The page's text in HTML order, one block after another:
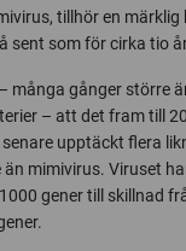
tillhör en märklig
sent som för cirka tio
många gånger större
– att det fram till
upptäckt flera
mimivirus. Viruset
gener till skillnad